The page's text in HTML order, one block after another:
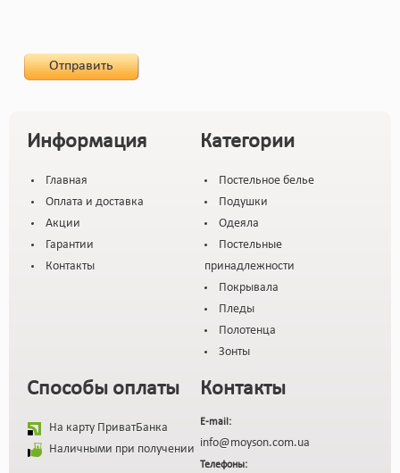
Отправить
Информация
Главная
Оплата и доставка
Акции
Гарантии
Контакты
Категории
Постельное белье
Подушки
Одеяла
Постельные
принадлежности
Покрывала
Пледы
Полотенца
Зонты
Способы оплаты
На карту ПриватБанка
Наличными при получении
Контакты
E-mail:
info@moyson.com.ua
Телефоны: